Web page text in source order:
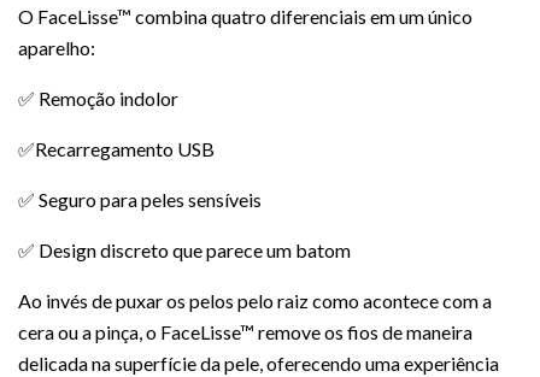
O FaceLisse™ combina quatro diferenciais em um único
aparelho:
✅ Remoção indolor
✅Recarregamento USB
✅ Seguro para peles sensíveis
✅ Design discreto que parece um batom
Ao invés de puxar os pelos pelo raiz como acontece com a
cera ou a pinça, o FaceLisse™ remove os fios de maneira
delicada na superfície da pele, oferecendo uma experiência